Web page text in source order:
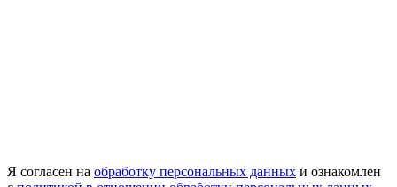
Я согласен на обработку персональных данных и ознакомлен